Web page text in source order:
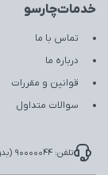
خدمات‌چارسو
تماس با ما
درباره ما
قوانین و مقررات
سوالات متداول
تلفن: 90000044 (بدون پیش شماره و رایگان)